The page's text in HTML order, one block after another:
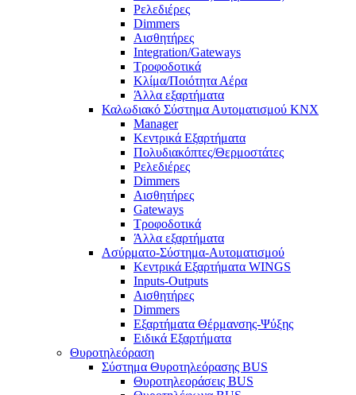
Ρελεδιέρες
Dimmers
Αισθητήρες
Integration/Gateways
Τροφοδοτικά
Κλίμα/Ποιότητα Αέρα
Άλλα εξαρτήματα
Καλωδιακό Σύστημα Αυτοματισμού KNX
Manager
Κεντρικά Εξαρτήματα
Πολυδιακόπτες/Θερμοστάτες
Ρελεδιέρες
Dimmers
Αισθητήρες
Gateways
Τροφοδοτικά
Άλλα εξαρτήματα
Ασύρματο-Σύστημα-Αυτοματισμού
Κεντρικά Εξαρτήματα WINGS
Inputs-Outputs
Αισθητήρες
Dimmers
Εξαρτήματα Θέρμανσης-Ψύξης
Ειδικά Εξαρτήματα
Θυροτηλεόραση
Σύστημα Θυροτηλεόρασης BUS
Θυροτηλεοράσεις BUS